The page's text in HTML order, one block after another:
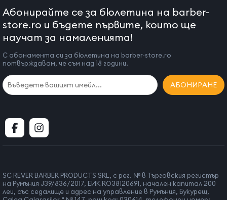
Абонирайте се за бюлетина на barber-
store.ro и бъдете първите, които ще
научат за намаленията!
С абонамента си за бюлетина на barber-store.ro
потвърждавам, че съм над 18 години.
АБОНИРАНЕ
SC REVER BARBER PRODUCTS SRL, с рег. № в Търговския регистър
на Румъния J39/836/2017, ЕИК RO38120691, начален капитал 200
леи, със седалище и адрес на управление в Румъния, Букурещ,